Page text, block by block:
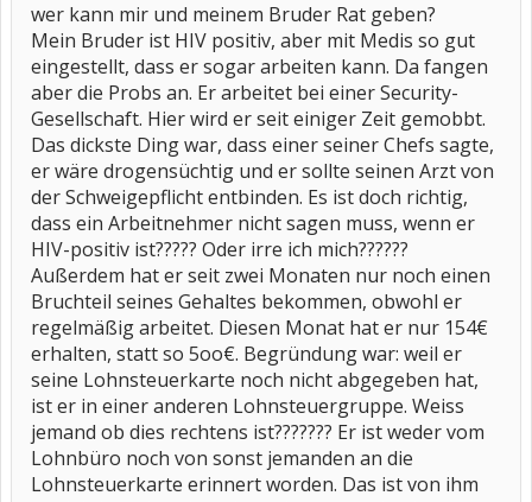
wer kann mir und meinem Bruder Rat geben?
Mein Bruder ist HIV positiv, aber mit Medis so gut
eingestellt, dass er sogar arbeiten kann. Da fangen
aber die Probs an. Er arbeitet bei einer Security-
Gesellschaft. Hier wird er seit einiger Zeit gemobbt.
Das dickste Ding war, dass einer seiner Chefs sagte,
er wäre drogensüchtig und er sollte seinen Arzt von
der Schweigepflicht entbinden. Es ist doch richtig,
dass ein Arbeitnehmer nicht sagen muss, wenn er
HIV-positiv ist????? Oder irre ich mich??????
Außerdem hat er seit zwei Monaten nur noch einen
Bruchteil seines Gehaltes bekommen, obwohl er
regelmäßig arbeitet. Diesen Monat hat er nur 154€
erhalten, statt so 5oo€. Begründung war: weil er
seine Lohnsteuerkarte noch nicht abgegeben hat,
ist er in einer anderen Lohnsteuergruppe. Weiss
jemand ob dies rechtens ist??????? Er ist weder vom
Lohnbüro noch von sonst jemanden an die
Lohnsteuerkarte erinnert worden. Das ist von ihm